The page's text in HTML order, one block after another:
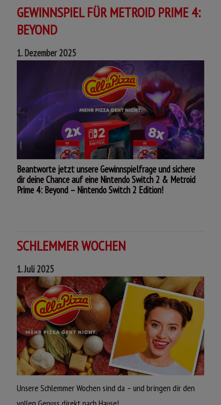
Zum Start unserer neuen Aktion bekommst du ein
Jetzt auf www.call-a-pizza.de probieren und schmecken
GEWINNSPIEL FÜR METROID PRIME 4:
BEYOND
1. Dezember 2025
Beantworte jetzt unsere Gewinnspielfrage und sichere
dir deine Chance auf eine Nintendo Switch 2 & Metroid
Prime 4: Beyond – Nintendo Switch 2 Edition!
Hindernis zu bewältigen – egal wie hoch das Risiko ist!
Jetzt mitmachen und gewinnen!
SCHLEMMER WOCHEN
1. Juli 2025
Unsere Schlemmer Wochen sind da – und bringen dir den